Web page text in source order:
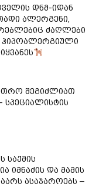
დნმ-იდან
ალერგენი,
ძაღლები
ჰიპოალერგიული
შეგიძლიათ
სპეციალისტის
საქმის
იმნაძის და მამის
ასაჯაროებს –